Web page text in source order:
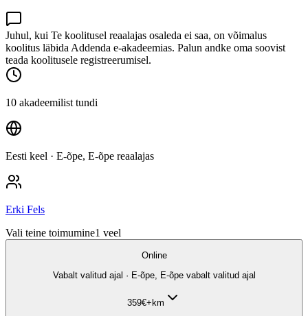
Juhul, kui Te koolitusel reaalajas osaleda ei saa, on võimalus
koolitus läbida Addenda e-akadeemias. Palun andke oma soovist
teada koolitusele registreerumisel.
10 akadeemilist tundi
Eesti keel · E-õpe, E-õpe reaalajas
Erki Fels
Vali teine toimumine1 veel
Online
Vabalt valitud ajal · E-õpe, E-õpe vabalt valitud ajal
359€+km